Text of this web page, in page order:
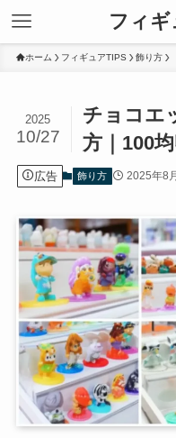
フィ
ホーム フィギュアTIPS 飾り方
チョコエ
方｜100
2025
10/27
広告 飾り方 2025年8